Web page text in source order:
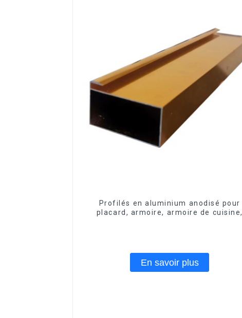
Profilés en aluminium anodisé pour
placard, armoire, armoire de cuisine,
En savoir plus